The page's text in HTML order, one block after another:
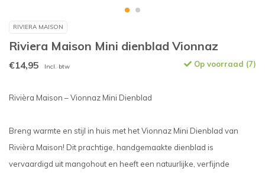
RIVIERA MAISON
Riviera Maison Mini dienblad Vionnaz
€14,95 Incl. btw Op voorraad (7)
Rivièra Maison – Vionnaz Mini Dienblad
Breng warmte en stijl in huis met het Vionnaz Mini Dienblad van
Rivièra Maison! Dit prachtige, handgemaakte dienblad is
vervaardigd uit mangohout en heeft een natuurlijke, verfijnde